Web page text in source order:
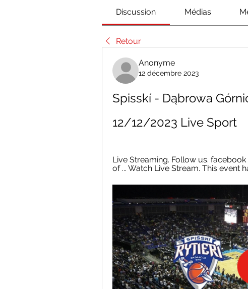
Discussion Médias
Retour
Anonyme
12 décembre 2023
Spisskí - Dąbrowa
12/12/2023 Live Sport
Live Streaming. Follow us. facebook
of ... Watch Live Stream. This event